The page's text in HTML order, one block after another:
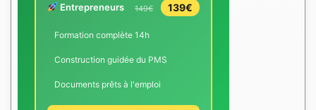
Entrepreneurs 149€ 139€
Formation complète 14h
Construction guidée du PMS
Documents prêts à l'emploi